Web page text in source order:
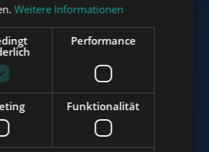
www.tower-investments.com
www.towerassistance.com
Weitere Informationen
Performance
Funktionalität